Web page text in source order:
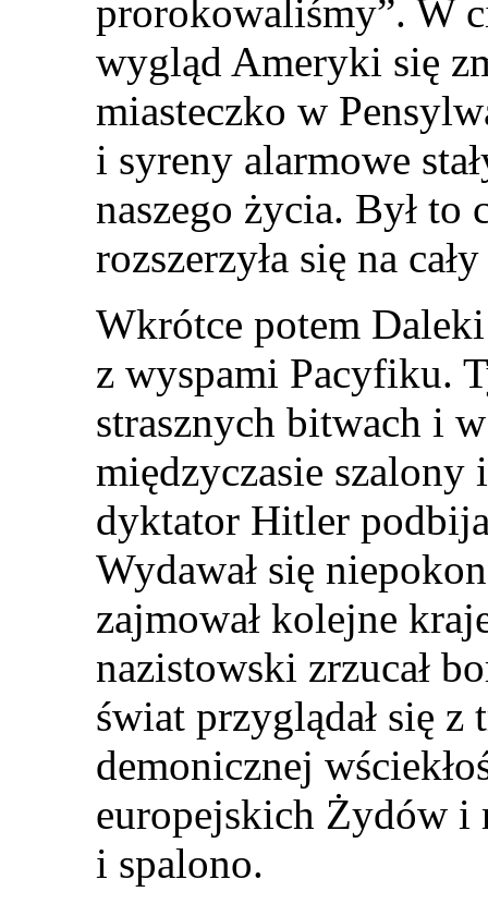
prorokowaliśmy”. W
wygląd Ameryki się
miasteczko w
i syreny alarmowe
naszego życia. Był to
rozszerzyła się na
Wkrótce potem
z wyspami Pacyfiku.
strasznych bitwach i
międzyczasie szalony
dyktator Hitler
Wydawał się
zajmował kolejne
nazistowski zrzucał
świat przyglądał się
demonicznej
europejskich Żydów i
i spalono.